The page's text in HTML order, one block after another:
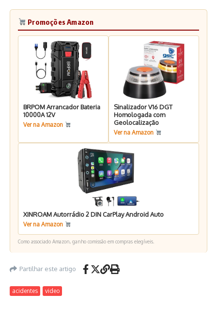
Promoções Amazon
BRPOM Arrancador Bateria
10000A 12V
Ver na Amazon
Sinalizador V16 DGT
Homologada com
Geolocalização
Ver na Amazon
XINROAM Autorrádio 2 DIN CarPlay Android Auto
Ver na Amazon
Como associado Amazon, ganho comissão em compras elegíveis.
Partilhar este artigo
acidentes video